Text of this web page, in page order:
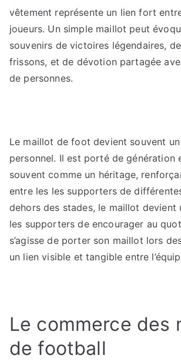
vêtement représente un lien fort
joueurs. Un simple maillot peut
souvenirs de victoires légendaires,
frissons, et de dévotion partagée
de personnes.
Le maillot de foot devient souvent
personnel. Il est porté de génération
souvent comme un héritage,
entre les les supporters de
dehors des stades, le maillot devient
les supporters de encourager au
s’agisse de porter son maillot lors
un lien visible et tangible entre
Le commerce des
de football